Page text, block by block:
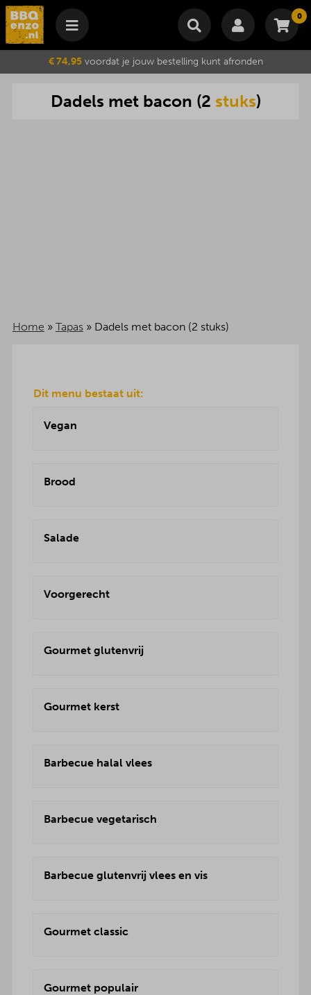
0
Winkelmand
Je winkelwagen is momenteel leeg.
Subtotaal €
Wijzig winkelmand Bestellen
€ 74,95voordat je jouw bestelling kunt afronden
Dadels met bacon (2 stuks)
Home » Tapas» Dadels met bacon (2 stuks)
Dit menu bestaat uit:
Vegan
Brood
Salade
Voorgerecht
Gourmet glutenvrij
Gourmet kerst
Barbecue halal vlees
Barbecue vegetarisch
Barbecue glutenvrij vlees en vis
Gourmet classic
Gourmet populair